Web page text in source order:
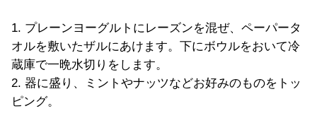
1. プレーンヨーグルトにレーズンを混ぜ、ペーパータ
オルを敷いたザルにあけます。下にボウルをおいて冷
蔵庫で一晩水切りをします。
2. 器に盛り、ミントやナッツなどお好みのものをトッ
ピング。